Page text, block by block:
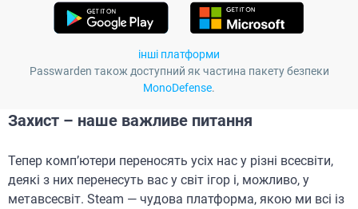
інші платформи
Passwarden також доступний як частина пакету безпеки
MonoDefense.
Захист – наше важливе питання
Тепер комп’ютери переносять усіх нас у різні всесвіти,
деякі з них перенесуть вас у світ ігор і, можливо, у
метавсесвіт. Steam — чудова платформа, якою ми всі із